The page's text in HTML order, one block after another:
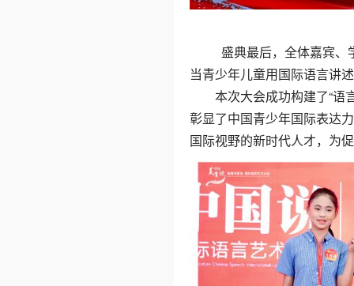
盛典最后，全体嘉宾、学
当青少年儿童用国际语言讲
本次大会成功构建了“语
彰显了中国青少年国际表达
国际视野的新时代人才，为